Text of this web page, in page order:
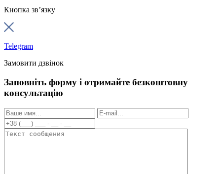
Кнопка зв’язку
Telegram
Замовити дзвінок
Заповніть форму і отримайте безкоштовну
консультацію